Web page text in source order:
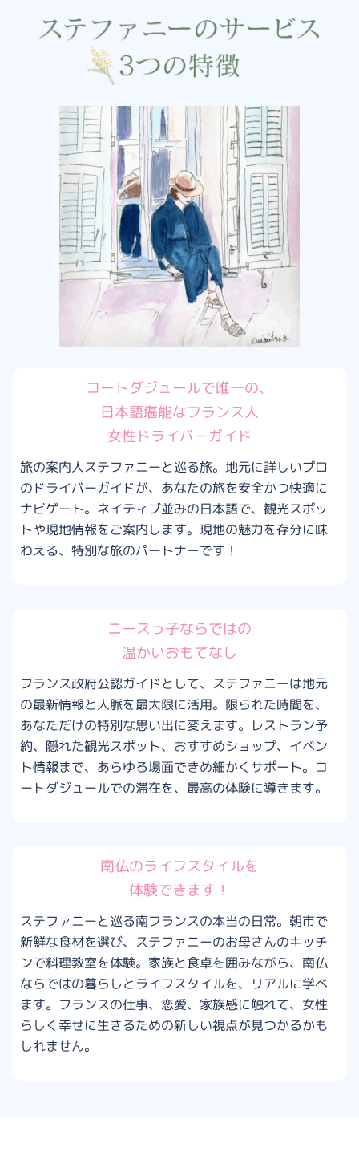
コートダジュールで唯一の、
日本語堪能なフランス人
女性ドライバーガイド
旅の案内人ステファニーと巡る旅。地元に詳しいプロ
のドライバーガイドが、あなたの旅を安全かつ快適に
ナビゲート。ネイティブ並みの日本語で、観光スポッ
トや現地情報をご案内します。現地の魅力を存分に味
わえる、特別な旅のパートナーです！
ニースっ子ならではの
温かいおもてなし
フランス政府公認ガイドとして、ステファニーは地元
の最新情報と人脈を最大限に活用。限られた時間を、
あなただけの特別な思い出に変えます。レストラン予
約、隠れた観光スポット、おすすめショップ、イベン
ト情報まで、あらゆる場面できめ細かくサポート。コ
ートダジュールでの滞在を、最高の体験に導きます。
南仏のライフスタイルを
体験できます！
ステファニーと巡る南フランスの本当の日常。朝市で
新鮮な食材を選び、ステファニーのお母さんのキッチ
ンで料理教室を体験。家族と食卓を囲みながら、南仏
ならではの暮らしとライフスタイルを、リアルに学べ
ます。フランスの仕事、恋愛、家族感に触れて、女性
らしく幸せに生きるための新しい視点が見つかるかも
しれません。